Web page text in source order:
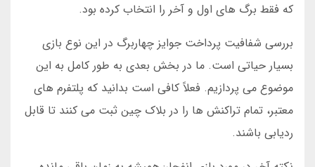
که فقط برگ های اول و آخر را انتخاب کرده بود.
بررسی شفافیت پرداخت جوایز چهاربرگ در این نوع بازی
بسیار حیاتی است. ما در بخش بعدی به طور کامل به این
موضوع می پردازیم. فعلاً کافی است بدانید که پلتفرم های
معتبر، تمام تراکنش ها را در بلاک چین ثبت می کنند تا قابل
ردیابی باشند.